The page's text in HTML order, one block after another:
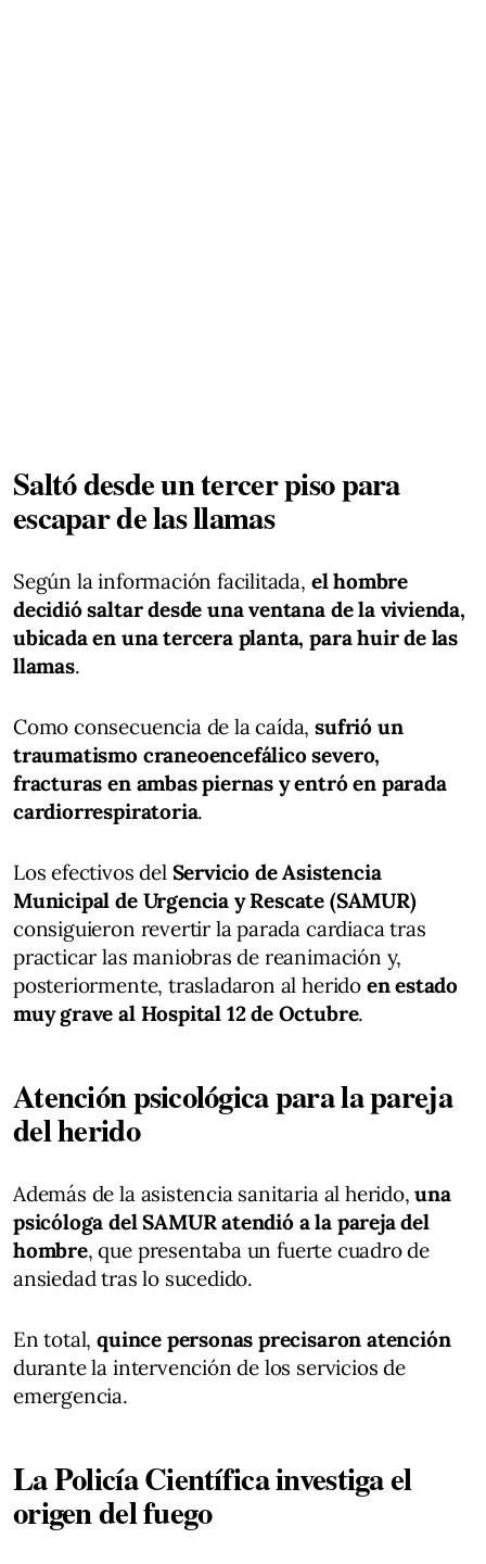
Saltó desde un tercer piso para
escapar de las llamas
Según la información facilitada, el hombre
decidió saltar desde una ventana de la vivienda,
ubicada en una tercera planta, para huir de las
llamas.
Como consecuencia de la caída,sufrió un
traumatismo craneoencefálico severo,
fracturas en ambas piernas y entró en parada
cardiorrespiratoria.
Los efectivos del Servicio de Asistencia
Municipal de Urgencia y Rescate (SAMUR)
consiguieron revertir la parada cardiaca tras
practicar las maniobras de reanimación y,
posteriormente, trasladaron al herido en estado
muy grave al Hospital 12 de Octubre.
Atención psicológica para la pareja
del herido
Además de la asistencia sanitaria al herido,una
psicóloga del SAMUR atendió a la pareja del
hombre, que presentaba un fuerte cuadro de
ansiedad tras lo sucedido.
En total,quince personas precisaron atención
durante la intervención de los servicios de
emergencia.
La Policía Científica investiga el
origen del fuego